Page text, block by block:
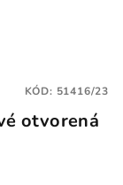
otvorená
KÓD: 51416/23